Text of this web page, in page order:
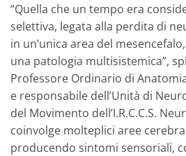
“Quella che un tempo era
selettiva, legata alla perdita di
in un’unica area del
una patologia multisistemica”,
Professore Ordinario di
e responsabile dell’Unità di
del Movimento dell’I.R.C.C.S.
coinvolge molteplici aree
producendo sintomi sensoriali,